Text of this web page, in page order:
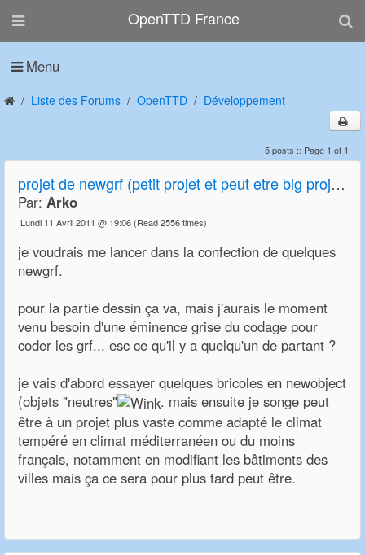
OpenTTD France
Menu
Liste des Forums OpenTTD Développement
5 posts :: Page 1 of 1
projet de newgrf (petit projet et peut etre big project)
Par: Arko
Lundi 11 Avril 2011 @ 19:06 (Read 2556 times)
je voudrais me lancer dans la confection de quelques
newgrf.
pour la partie dessin ça va, mais j'aurais le moment
venu besoin d'une éminence grise du codage pour
coder les grf... esc ce qu'il y a quelqu'un de partant ?
je vais d'abord essayer quelques bricoles en newobject
(objets "neutres"
. mais ensuite je songe peut
être à un projet plus vaste comme adapté le climat
tempéré en climat méditerranéen ou du moins
français, notamment en modifiant les bâtiments des
villes mais ça ce sera pour plus tard peut être.